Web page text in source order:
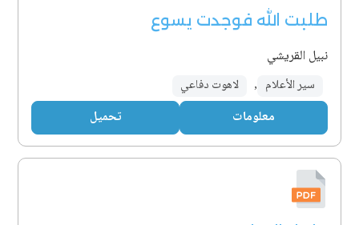
طلبت الله فوجدت يسوع
نبيل القريشي
سير الأعلام , لاهوت دفاعي
معلومات تحميل